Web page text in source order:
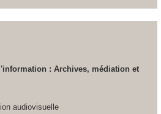
: Archives, médiation et
audiovisuelle